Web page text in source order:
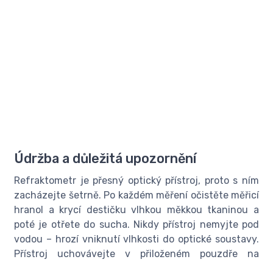
Údržba a důležitá upozornění
Refraktometr je přesný optický přístroj, proto s ním
zacházejte šetrně. Po každém měření očistěte měřicí
hranol a krycí destičku vlhkou měkkou tkaninou a
poté je otřete do sucha. Nikdy přístroj nemyjte pod
vodou – hrozí vniknutí vlhkosti do optické soustavy.
Přístroj uchovávejte v přiloženém pouzdře na